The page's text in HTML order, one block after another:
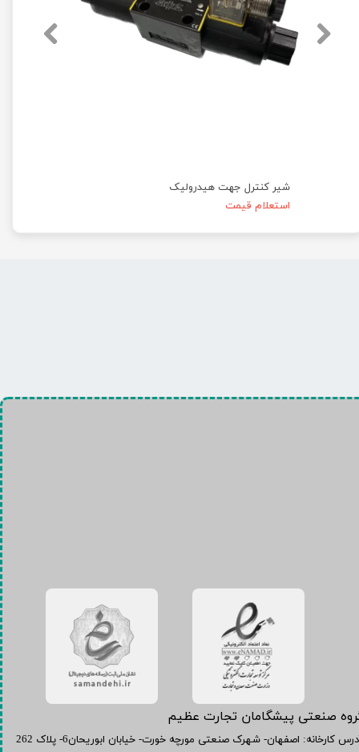
شیر کنترل جهت هیدرولیک
استعلام قیمت
صنعتی پیشگامان تجارت عظیم
کارخانه: اصفهان- شهرک صنعتی مورچه خورت- خیابان ابوریحان6- پلاک 262